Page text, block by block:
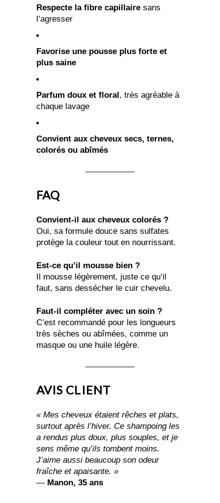
Respecte la fibre capillaire sans
l’agresser
Favorise une pousse plus forte et
plus saine
Parfum doux et floral , très agréable à
chaque lavage
Convient aux cheveux secs, ternes,
colorés ou abîmés
FAQ
Convient-il aux cheveux colorés ?
Oui, sa formule douce sans sulfates
protège la couleur tout en nourrissant.
Est-ce qu’il mousse bien ?
Il mousse légèrement, juste ce qu’il
faut, sans dessécher le cuir chevelu.
Faut-il compléter avec un soin ?
C’est recommandé pour les longueurs
très sèches ou abîmées, comme un
masque ou une huile légère.
AVIS CLIENT
« Mes cheveux étaient rêches et plats,
surtout après l’hiver. Ce shampoing les
a rendus plus doux, plus souples, et je
sens même qu’ils tombent moins.
J’aime aussi beaucoup son odeur
fraîche et apaisante. »
— Manon, 35 ans